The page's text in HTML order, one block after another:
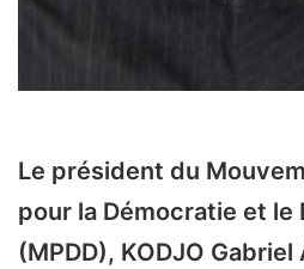
Le président du
pour la Démocratie et le
(MPDD), KODJO